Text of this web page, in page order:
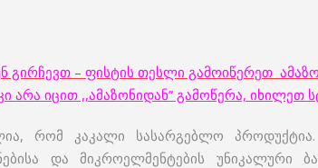
გირჩევთ – ფისტის თესლი გამოიწერეთ
არა იცით ,,ამაზონიდან” გამოწერა, იხილეთ
რომ კაკალი სასარგებლო
და მიკროელმენტების უნიკალური